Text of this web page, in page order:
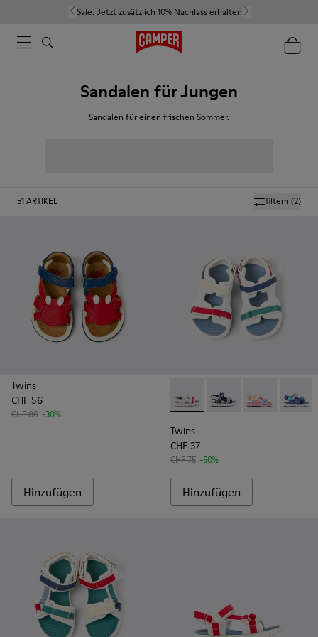
Sale: Jetzt zusätzlich 10% Nachlass erhalten
Sandalen für Jungen
Sandalen für einen frischen Sommer.
filtern (2)
51ARTIKEL
Twins
CHF 56
CHF 80 -30%
Hinzufügen
Twins - K800590-010 -
Twins - K800590-
Twins -Twins
Twins
CHF 37
CHF 75 -50%
Hinzufügen